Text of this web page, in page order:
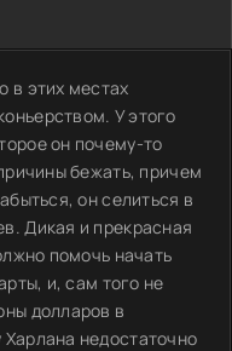
в этих местах
У этого
он почему-то
бежать, причем
он селиться в
Дикая и прекрасная
помочь начать
и, сам того не
долларов в
недостаточно